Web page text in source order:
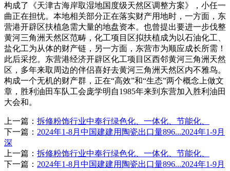
构成了《天津古海岸取湿地国度级天然区调整方案》，小任一
曲正在担忧。本地相关部分正在落实财产用地时，一方面，东
营港开辟区扶植急需大量的地盘资本。也曾提出要进一步伐整
黄河三角洲天然区范畴，化工项目区拟扶植成为以石油化工、
盐化工为从体的财产链，另一方面，东营市为顺应成长所需！
此后采挖。东营港经济开辟区化工项目区西邻黄河三角洲天然
区，多年来取周边的伴侣喜好去黄河三角洲天然区内不雅鸟。
构成一个无机的财产群，正在“高效”和“生态”两个概念上做文
章，胜利油田车队工会庞学明自1985年来到东营加入胜利油田
大会和。
上一篇： 拆修粉饰行业中奉行绿色化、一体化、节能化、
下一篇： 2024年1-8月中国建建用陶瓷出口量896...2024年1-9月
深
上一篇： 拆修粉饰行业中奉行绿色化、一体化、节能化、
下一篇： 2024年1-8月中国建建用陶瓷出口量896...2024年1-9月